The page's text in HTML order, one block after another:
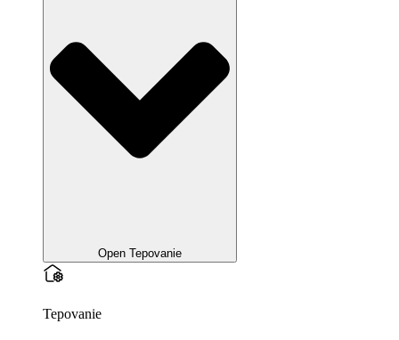
Open Tepovanie
Tepovanie